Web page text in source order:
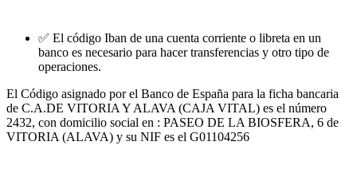
✅ El código Iban de una cuenta corriente o libreta en un
banco es necesario para hacer transferencias y otro tipo de
operaciones.
El Código asignado por el Banco de España para la ficha bancaria
de C.A.DE VITORIA Y ALAVA (CAJA VITAL) es el número
2432, con domicilio social en : PASEO DE LA BIOSFERA, 6 de
VITORIA (ALAVA) y su NIF es el G01104256